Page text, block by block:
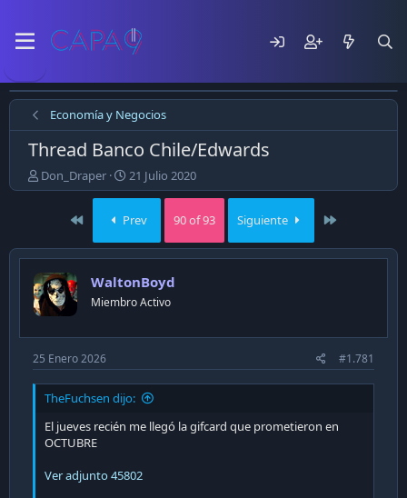
Economía y Negocios
Thread Banco Chile/Edwards
E
m
ó
e
l
t
e
m
a
Don_Draper
F
e
h
a
d
p
u
l
c
a
c
ó
21 Julio 2020
First Prev 90 of 93 Siguiente
WaltonBoyd
Miembro Activo
25 Enero 2026 #1.781
TheFuchsen dijo:
El jueves recién me llegó la gifcard que prometieron en
OCTUBRE
Ver adjunto 45802